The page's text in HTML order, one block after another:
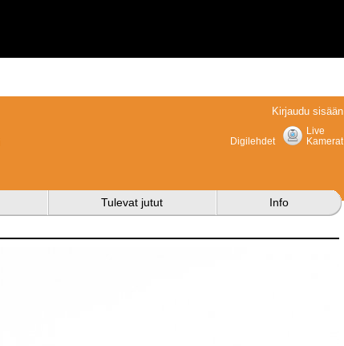
Kirjaudu sisään
Live
Kamerat
Digilehdet
Tulevat jutut Info